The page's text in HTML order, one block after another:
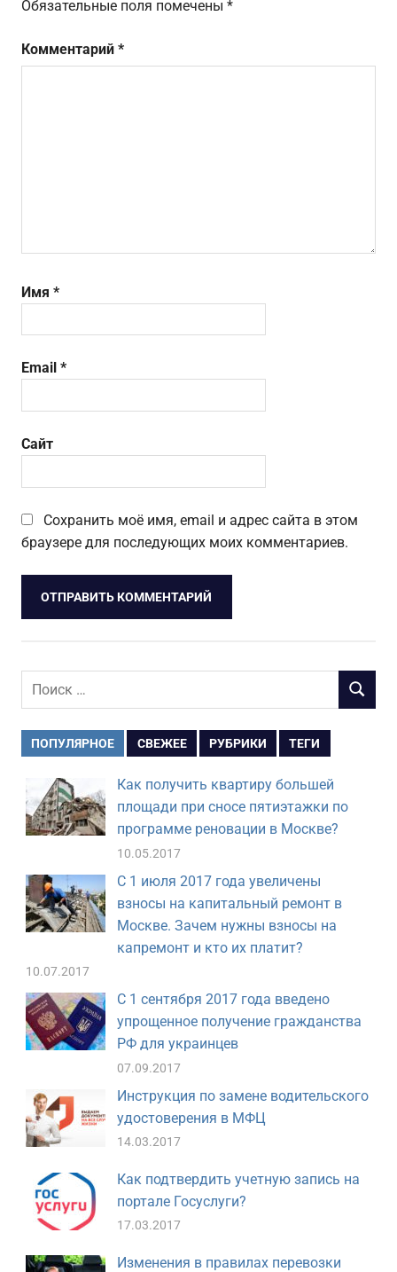
Обязательные поля помечены *
Комментарий *
Имя *
Email *
Сайт
Сохранить моё имя, email и адрес сайта в этом
браузере для последующих моих комментариев.
Поиск
ПОИСК
ПОПУЛЯРНОЕ СВЕЖЕЕ РУБРИКИ ТЕГИ
Как получить квартиру большей
площади при сносе пятиэтажки по
программе реновации в Москве?
10.05.2017
С 1 июля 2017 года увеличены
взносы на капитальный ремонт в
Москве. Зачем нужны взносы на
капремонт и кто их платит?
10.07.2017
С 1 сентября 2017 года введено
упрощенное получение гражданства
РФ для украинцев
07.09.2017
Инструкция по замене водительского
удостоверения в МФЦ
14.03.2017
Как подтвердить учетную запись на
портале Госуслуги?
17.03.2017
Изменения в правилах перевозки